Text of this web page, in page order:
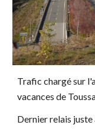
Trafic chargé sur
vacances de
Dernier relais juste